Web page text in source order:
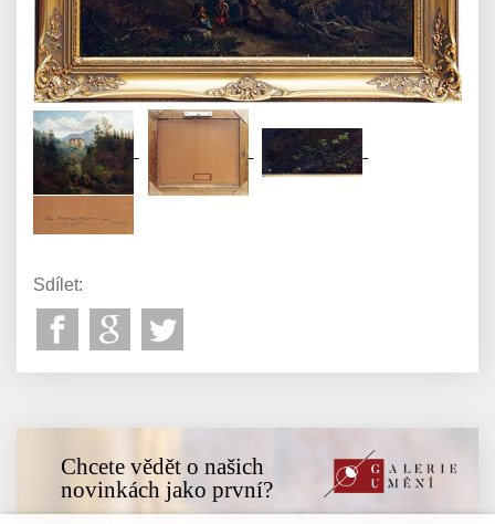
Sdílet:
Chcete vědět o našich
novinkách jako první?